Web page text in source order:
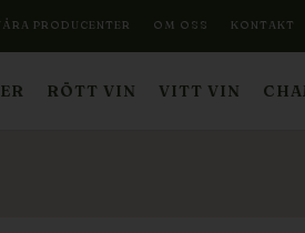
PRODUCENTER OM OSS KONTAKT
RÖTT VIN VITT VIN